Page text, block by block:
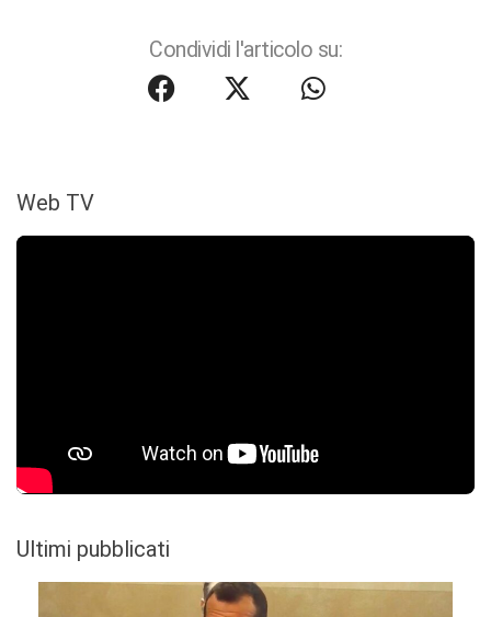
Condividi l'articolo su:
Web TV
Ultimi pubblicati